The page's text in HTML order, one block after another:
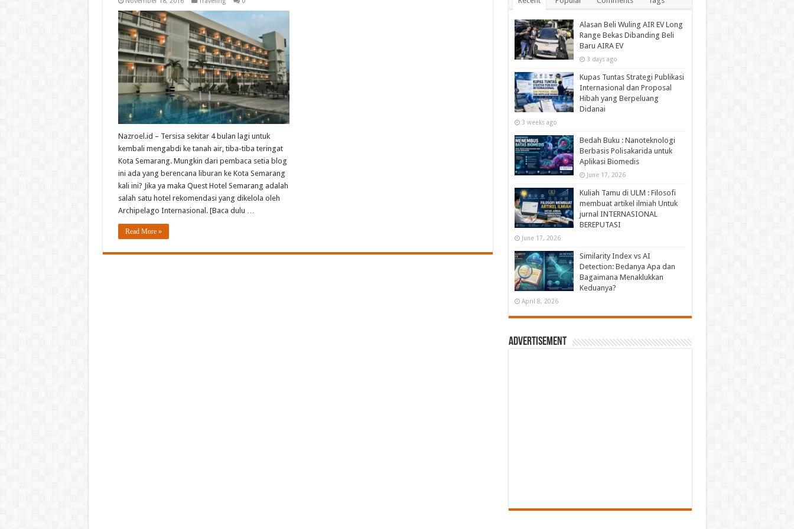
Nazroel.id – Tersisa sekitar 4 bulan lagi untuk
kembali mengabdi ke tanah air, tiba-tiba teringat
Kota Semarang. Mungkin dari pembaca setia blog
ini ada yang berencana liburan ke Kota Semarang
kali ini? Jika ya maka Quest Hotel Semarang adalah
salah satu hotel rekomendasi yang dikelola oleh
Archipelago Internasional. [Baca dulu …
Read More »
Alasan Beli Wuling AIR EV Long
Range Bekas Dibanding Beli
Baru AIRA EV
3 days ago
Kupas Tuntas Strategi Publikasi
Internasional dan Proposal
Hibah yang Berpeluang
Didanai
3 weeks ago
Bedah Buku : Nanoteknologi
Berbasis Polisakarida untuk
Aplikasi Biomedis
June 17, 2026
Kuliah Tamu di ULM : Filosofi
membuat artikel ilmiah Untuk
jurnal INTERNASIONAL
BEREPUTASI
June 17, 2026
Similarity Index vs AI
Detection: Bedanya Apa dan
Bagaimana Menaklukkan
Keduanya?
April 8, 2026
Advertisement